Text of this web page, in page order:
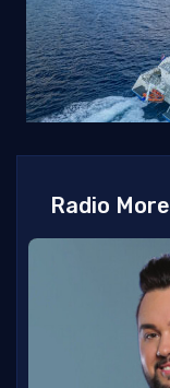
Radio More